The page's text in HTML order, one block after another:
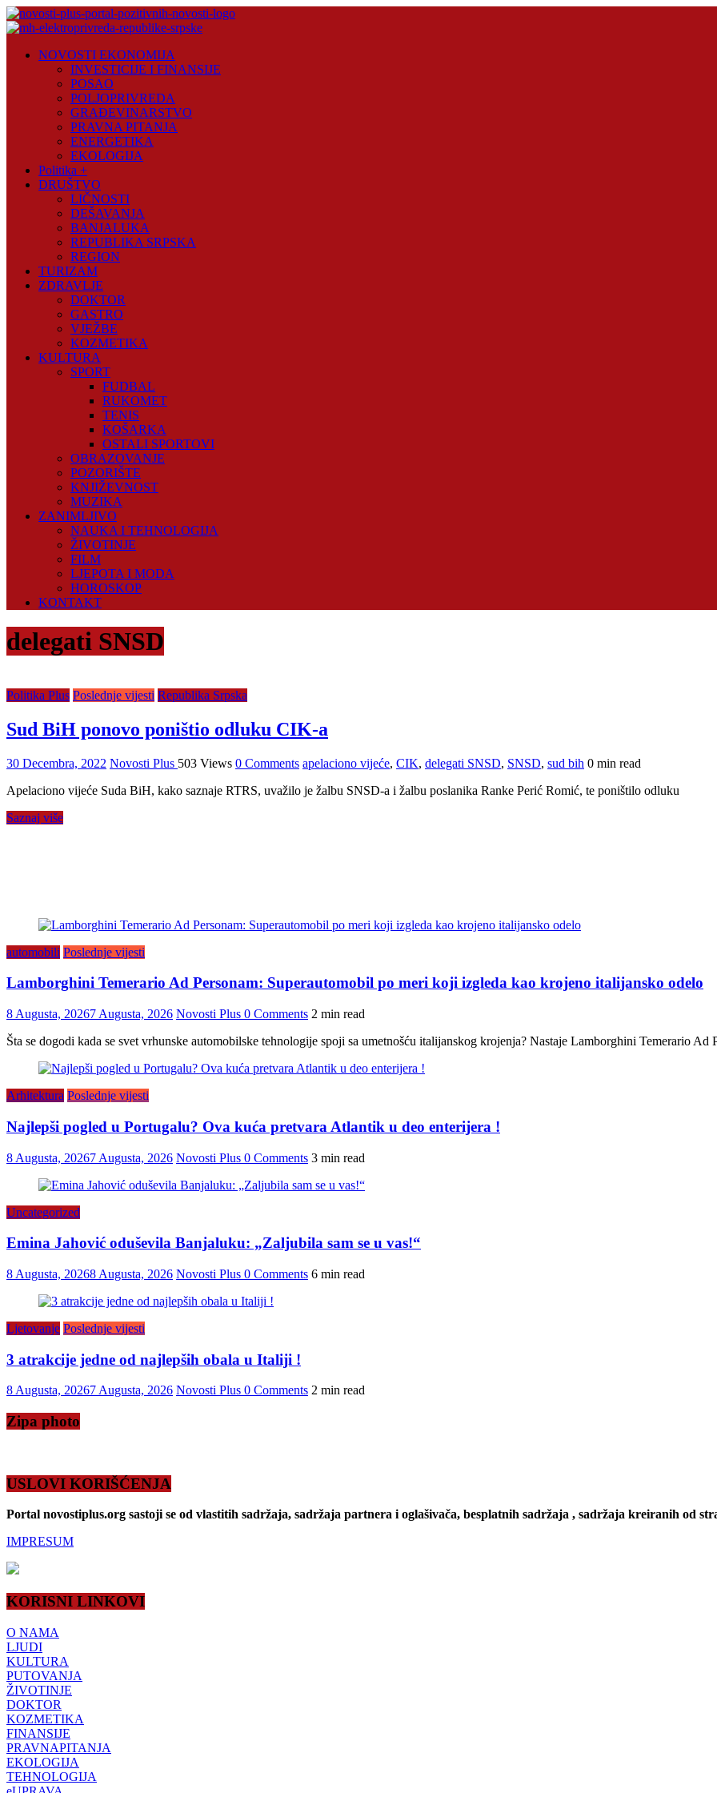
Skip
to
Plus
NOVOSTI EKONOMIJA
INVESTICIJE I FINANSIJE
POSAO
POLJOPRIVREDA
GRAĐEVINARSTVO
PRAVNA PITANJA
ENERGETIKA
EKOLOGIJA
Politika +
DRUŠTVO
LIČNOSTI
DEŠAVANJA
BANJALUKA
REPUBLIKA SRPSKA
REGION
TURIZAM
ZDRAVLJE
DOKTOR
GASTRO
VJEŽBE
KOZMETIKA
KULTURA
SPORT
FUDBAL
RUKOMET
TENIS
KOŠARKA
OSTALI SPORTOVI
OBRAZOVANJE
POZORIŠTE
KNJIŽEVNOST
MUZIKA
ZANIMLJIVO
NAUKA I TEHNOLOGIJA
ŽIVOTINJE
FILM
LJEPOTA I MODA
HOROSKOP
KONTAKT
delegati SNSD
Politika Plus Poslednje vijesti Republika Srpska
Sud BiH ponovo poništio odluku CIK-a
30 Decembra, 2022 Novosti Plus 503 Views 0 Comments apelaciono vijeće, CIK, delegati SNSD, SNSD, sud bih 0 min read
Apelaciono vijeće Suda BiH, kako saznaje RTRS, uvažilo je žalbu SNSD-a i žalbu poslanika Ranke Perić Romić, te poništilo odluku
Saznaj više
automobili Poslednje vijesti
Lamborghini Temerario Ad Personam: Superautomobil po meri koji izgleda kao krojeno italijansko odelo
8 Augusta, 20267 Augusta, 2026 Novosti Plus 0 Comments 2 min read
Šta se dogodi kada se svet vrhunske automobilske tehnologije spoji sa umetnošću italijanskog krojenja? Nastaje Lamborghini Temerario Ad
Arhitektura Poslednje vijesti
Najlepši pogled u Portugalu? Ova kuća pretvara Atlantik u deo enterijera !
8 Augusta, 20267 Augusta, 2026 Novosti Plus 0 Comments 3 min read
Uncategorized
Emina Jahović oduševila Banjaluku: „Zaljubila sam se u vas!“
8 Augusta, 20268 Augusta, 2026 Novosti Plus 0 Comments 6 min read
Ljetovanje Poslednje vijesti
3 atrakcije jedne od najlepših obala u Italiji !
8 Augusta, 20267 Augusta, 2026 Novosti Plus 0 Comments 2 min read
Zipa photo
USLOVI KORIŠĆENJA
Portal novostiplus.org sastoji se od vlastitih sadržaja, sadržaja partnera i oglašivača, besplatnih sadržaja , sadržaja kreiranih od
IMPRESUM
KORISNI LINKOVI
O NAMA
LJUDI
KULTURA
PUTOVANJA
ŽIVOTINJE
DOKTOR
KOZMETIKA
FINANSIJE
PRAVNAPITANJA
EKOLOGIJA
TEHNOLOGIJA